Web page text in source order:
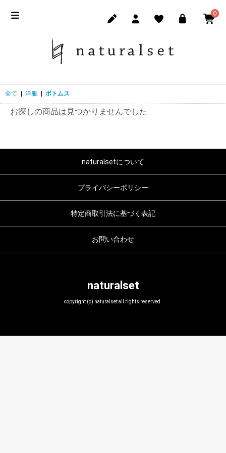
0
全て 洋服 ボトムス
お探しの商品は見つかりませんでした
naturalsetについて
プライバシーポリシー
特定商取引法に基づく表記
お問い合わせ
naturalset
copyright (c) naturalset all rights reserved.